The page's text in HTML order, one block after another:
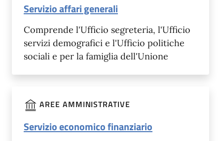
Servizio affari generali
Comprende l'Ufficio segreteria, l'Ufficio
servizi demografici e l'Ufficio politiche
sociali e per la famiglia dell'Unione
AREE AMMINISTRATIVE
Servizio economico finanziario